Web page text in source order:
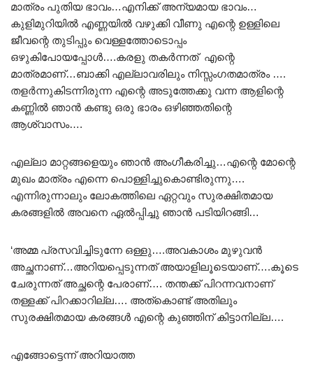
മാത്രം പുതിയ ഭാവം…എനിക്ക് അന്യമായ ഭാവം…
കുളിമുറിയിൽ എണ്ണയിൽ വഴുക്കി വീണു എന്റെ ഉള്ളിലെ
ജീവന്റെ തുടിപ്പും വെള്ളത്തോടൊപ്പം
ഒഴുകിപോയപ്പോൾ….കരളു തകർന്നത് എന്റെ
മാത്രമാണ്…ബാക്കി എല്ലാവരിലും നിസ്സംഗതമാത്രം ….
തളർന്നുകിടന്നിരുന്ന എന്റെ അടുത്തേക്കു വന്ന ആളിന്റെ
കണ്ണിൽ ഞാൻ കണ്ടു ഒരു ഭാരം ഒഴിഞ്ഞതിന്റെ
ആശ്വാസം….
എല്ലാ മാറ്റങ്ങളെയും ഞാൻ അംഗീകരിച്ചു…എന്റെ മോന്റെ
മുഖം മാത്രം എന്നെ പൊള്ളിച്ചുകൊണ്ടിരുന്നു….
എന്നിരുന്നാലും ലോകത്തിലെ ഏറ്റവും സുരക്ഷിതമായ
കരങ്ങളിൽ അവനെ ഏൽപ്പിച്ചു ഞാൻ പടിയിറങ്ങി…
‘അമ്മ പ്രസവിച്ചിടുന്നേ ഒള്ളു….അവകാശം മുഴുവൻ
അച്ഛനാണ്…അറിയപ്പെടുന്നത് അയാളിലൂടെയാണ്….കൂടെ
ചേരുന്നത് അച്ഛന്റെ പേരാണ്…. തന്തക്ക് പിറന്നവനാണ്
തള്ളക്ക് പിറക്കാറില്ല…. അത്കൊണ്ട് അതിലും
സുരക്ഷിതമായ കരങ്ങൾ എന്റെ കുഞ്ഞിന് കിട്ടാനില്ല….
എങ്ങോട്ടെന്ന് അറിയാത്ത